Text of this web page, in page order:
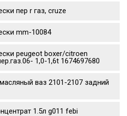
пер r газ, cruze
mm-10084
peugeot boxer/citroen
1,0-1,6t 1674697680
ваз 2101-2107 задний
1.5л g011 febi